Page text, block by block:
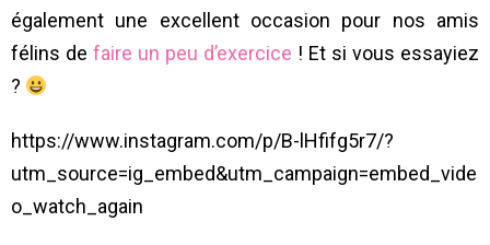
également une excellent occasion pour nos amis
félins de faire un peu d’exercice ! Et si vous essayiez
?
https://www.instagram.com/p/B-lHfifg5r7/?
utm_source=ig_embed&utm_campaign=embed_vide
o_watch_again